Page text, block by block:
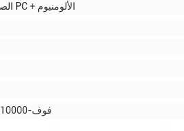
الصف الغذائي PC + الألومنيوم
9000فوف-10000فوف